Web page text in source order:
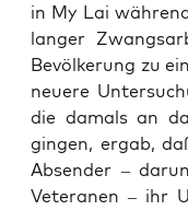
in My Lai
lan­ger
Bevöl­ke­rung zu
neue­re
die damals an
gin­gen, ergab,
Absen­der –
Vete­ra­nen – ihr